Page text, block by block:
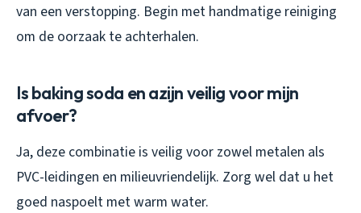
van een verstopping. Begin met handmatige reiniging
om de oorzaak te achterhalen.
Is baking soda en azijn veilig voor mijn
afvoer?
Ja, deze combinatie is veilig voor zowel metalen als
PVC-leidingen en milieuvriendelijk. Zorg wel dat u het
goed naspoelt met warm water.